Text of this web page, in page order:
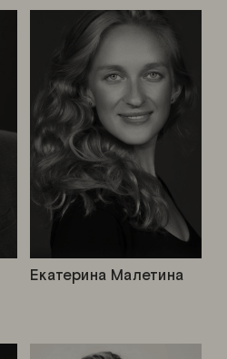
Екатерина Малетина